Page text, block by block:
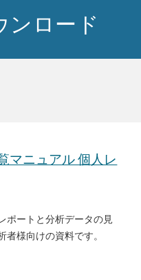
ンロード
マニュアル 個人レ
ポートと分析データの見
様向けの資料です。